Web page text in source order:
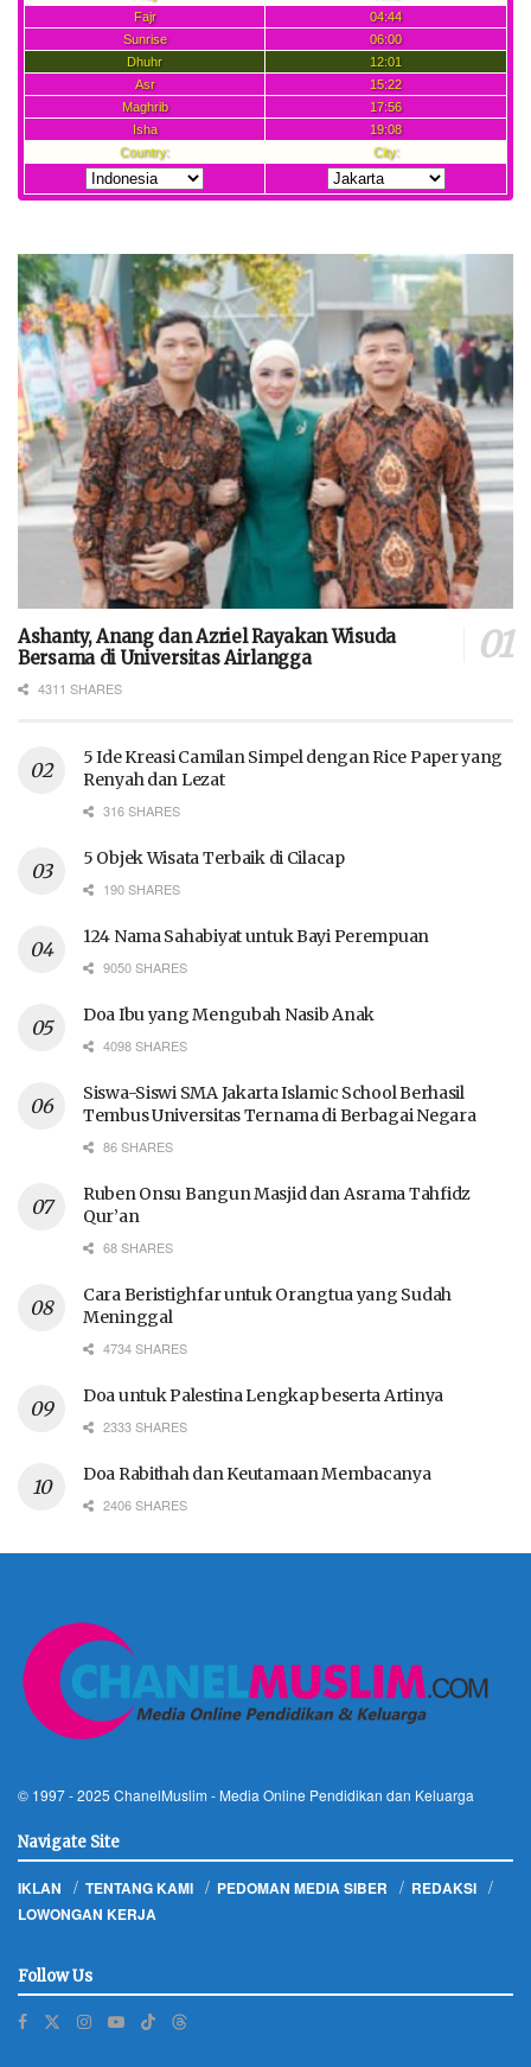
Ashanty, Anang dan Azriel Rayakan Wisuda
Bersama di Universitas Airlangga
4311 SHARES
5 Ide Kreasi Camilan Simpel dengan Rice Paper yang
Renyah dan Lezat
316 SHARES
5 Objek Wisata Terbaik di Cilacap
190 SHARES
124 Nama Sahabiyat untuk Bayi Perempuan
9050 SHARES
Doa Ibu yang Mengubah Nasib Anak
4098 SHARES
Siswa-Siswi SMA Jakarta Islamic School Berhasil
Tembus Universitas Ternama di Berbagai Negara
86 SHARES
Ruben Onsu Bangun Masjid dan Asrama Tahfidz
Qur’an
68 SHARES
Cara Beristighfar untuk Orangtua yang Sudah
Meninggal
4734 SHARES
Doa untuk Palestina Lengkap beserta Artinya
2333 SHARES
Doa Rabithah dan Keutamaan Membacanya
2406 SHARES
© 1997 - 2025 ChanelMuslim - Media Online Pendidikan dan Keluarga
Navigate Site
IKLAN TENTANG KAMI PEDOMAN MEDIA SIBER
REDAKSI
LOWONGAN KERJA
Follow Us